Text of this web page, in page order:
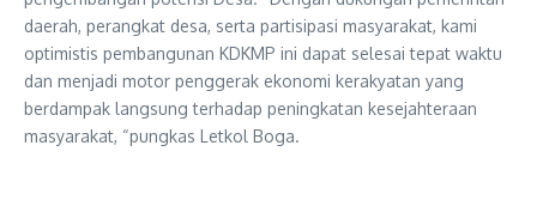
daerah, perangkat desa, serta partisipasi masyarakat, kami
optimistis pembangunan KDKMP ini dapat selesai tepat waktu
dan menjadi motor penggerak ekonomi kerakyatan yang
berdampak langsung terhadap peningkatan kesejahteraan
masyarakat, “pungkas Letkol Boga.